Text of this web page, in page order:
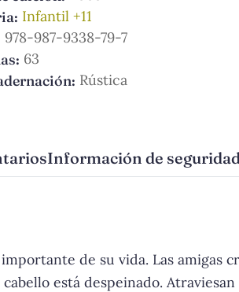
Infantil +11
978-987-9338-79-7
63
Rústica
Información de seguridad
de su vida. Las amigas
está despeinado.